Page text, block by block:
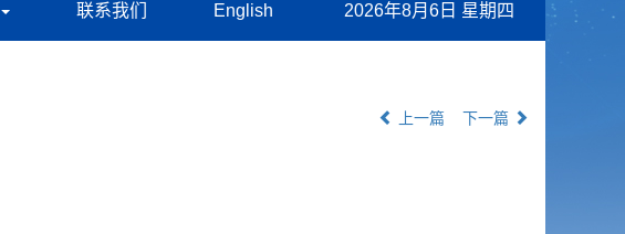
联系我们 English 2026年8月6日 星期四
上一篇 下一篇